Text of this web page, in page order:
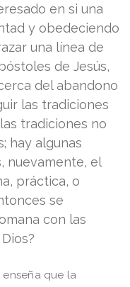
en si una
y obedeciendo
una línea de
de Jesús,
del abandono
las tradiciones
tradiciones no
hay algunas
nuevamente, el
práctica, o
se
con las
enseña que la